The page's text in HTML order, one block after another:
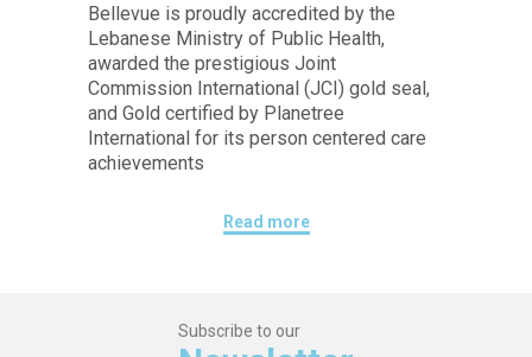
Bellevue is proudly accredited by the
Lebanese Ministry of Public Health,
awarded the prestigious Joint
Commission International (JCI) gold seal,
and Gold certified by Planetree
International for its person centered care
achievements
Read more
Subscribe to our